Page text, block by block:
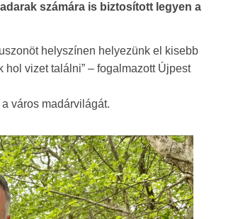
számára is biztosított legyen a
helyszínen helyezünk el kisebb
vizet találni” – fogalmazott Újpest
város madárvilágát.